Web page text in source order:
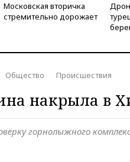
Московская вторичка
стремительно дорожает
Общество Происшествия
накрыла в
горнолыжного